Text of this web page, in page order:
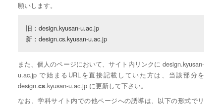
願いします。
旧：design.kyusan-u.ac.jp
新：design.cs.kyusan-u.ac.jp
また、個人のページにおいて、サイト内リンクに design.kyusan-
u.ac.jp で始まるURLを直接記載していた方は、当該部分を
design.cs.kyusan-u.ac.jp に更新して下さい。
なお、学科サイト内での他ページへの誘導は、以下の形式でリ